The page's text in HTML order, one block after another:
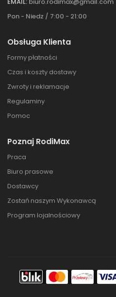
Pon - Niedz / 7:00 - 21:00
Obsługa Klienta
Formy płatności
Czas i koszty dostawy
Zwroty i reklamacje
Regulaminy
Pomoc
Poznaj RodiMax
Praca
Biuro prasowe
Dostawcy
Zostań naszym Wykonawcą
Program lojalnościowy